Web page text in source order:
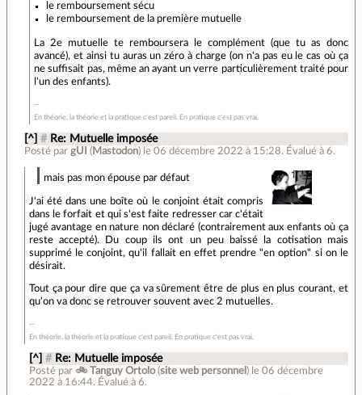
le remboursement sécu
le remboursement de la première mutuelle
La 2e mutuelle te remboursera le complément (que tu as donc
avancé), et ainsi tu auras un zéro à charge (on n'a pas eu le cas où ça
ne suffisait pas, même an ayant un verre particulièrement traité pour
l'un des enfants).
En théorie, la théorie et la pratique c'est pareil. En pratique c'est pas vrai.
[^] # Re: Mutuelle imposée
Posté par gUI (Mastodon) le 06 décembre 2022 à 15:28. Évalué à 6.
mais pas mon épouse par défaut
J'ai été dans une boîte où le conjoint était compris
dans le forfait et qui s'est faite redresser car c'était
jugé avantage en nature non déclaré (contrairement aux enfants où ça
reste accepté). Du coup ils ont un peu baissé la cotisation mais
supprimé le conjoint, qu'il fallait en effet prendre "en option" si on le
désirait.
Tout ça pour dire que ça va sûrement être de plus en plus courant, et
qu'on va donc se retrouver souvent avec 2 mutuelles.
En théorie, la théorie et la pratique c'est pareil. En pratique c'est pas vrai.
[^] # Re: Mutuelle imposée
Posté par 🚲 Tanguy Ortolo(site web personnel ) le 06 décembre
2022 à 16:44. Évalué à6.